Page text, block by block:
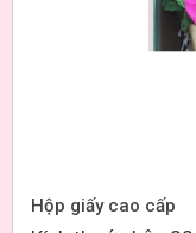
Hộp giấy cao cấp